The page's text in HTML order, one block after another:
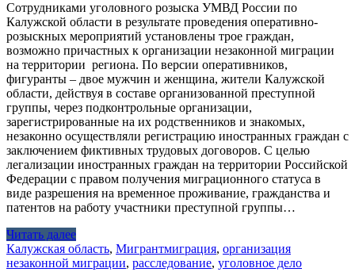
Сотрудниками уголовного розыска УМВД России по
Калужской области в результате проведения оперативно-
розыскных мероприятий установлены трое граждан,
возможно причастных к организации незаконной миграции
на территории региона. По версии оперативников,
фигуранты – двое мужчин и женщина, жители Калужской
области, действуя в составе организованной преступной
группы, через подконтрольные организации,
зарегистрированные на их родственников и знакомых,
незаконно осуществляли регистрацию иностранных граждан с
заключением фиктивных трудовых договоров. С целью
легализации иностранных граждан на территории Российской
Федерации с правом получения миграционного статуса в
виде разрешения на временное проживание, гражданства и
патентов на работу участники преступной группы…
Читать далее
Калужская область, Мигрантмиграция, организация
незаконной миграции, расследование, уголовное дело